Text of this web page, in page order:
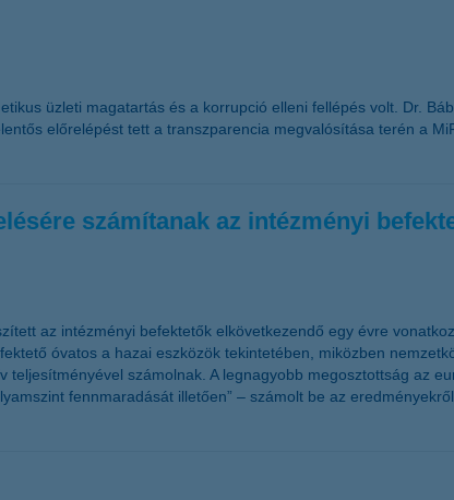
üzleti magatartás és a korrupció elleni fellépés volt. Dr.
előrelépést tett a transzparencia megvalósítása terén a
számítanak az intézményi
az intézményi befektetők elkövetkezendő egy évre
óvatos a hazai eszközök tekintetében, miközben
számolnak. A legnagyobb megosztottság az
fennmaradását illetően” – számolt be az